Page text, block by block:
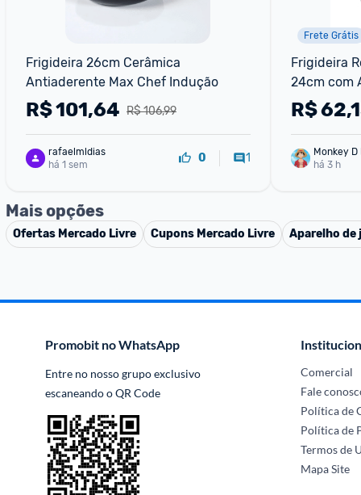
Frigideira 26cm Cerâmica
Antiaderente Max Chef Indução
R$ 106,99
R$101,64
rafaelmldias
há 1 sem
0 1
Frete Grátis
Frigideira
24cm com
Reforçado
Alta
R$
Monkey D
há 3 h
Mais opções
Ofertas Mercado Livre Cupons Mercado Livre Aparelho de
Promobit no WhatsApp
Entre no nosso grupo exclusivo
escaneando o QR Code
Comercial
Fale
Política de
Política de
Termos de
Mapa Site